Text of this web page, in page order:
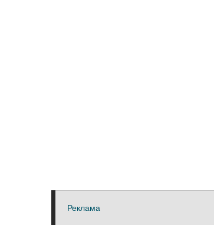
Реклама